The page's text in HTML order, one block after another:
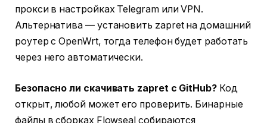
прокси в настройках Telegram или VPN.
Альтернатива — установить zapret на домашний
роутер с OpenWrt, тогда телефон будет работать
через него автоматически.
Безопасно ли скачивать zapret с GitHub?Код
открыт, любой может его проверить. Бинарные
файлы в сборках Flowseal собираются